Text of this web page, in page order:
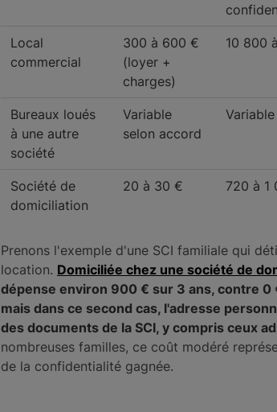
Local
commercial
300 à 600 €
(loyer +
charges)
10 800
Bureaux loués
à une autre
société
Variable
selon accord
Variable
Société de
domiciliation
20 à 30 € 720 à 1
Prenons l'exemple d'une SCI familiale qui
location. Domiciliée chez une société de
dépense environ 900 € sur 3 ans, contre
mais dans ce second cas, l'adresse
des documents de la SCI, y compris ceux
nombreuses familles, ce coût modéré
de la confidentialité gagnée.